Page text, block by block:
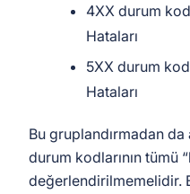
4XX durum
Hataları
5XX durum
Hataları
Bu gruplandırmadan da
durum kodlarının tümü
değerlendirilmemelidir.